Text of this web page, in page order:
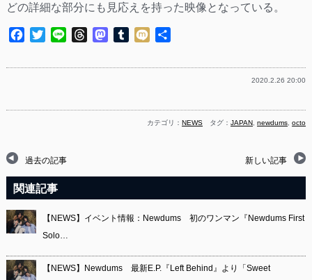
どの詳細な部分にも見応えを持った映像となっている。
Facebook
TwitterLine ThreadsMastodon
Tumblr
Mixi
2020.2.26 20:00
カテゴリ：NEWS タグ：JAPAN ,newdums ,octo
過去の記事 新しい記事
関連記事
【NEWS】イベント情報：Newdums 初のワンマン『Newdums First
Solo…
【NEWS】Newdums 最新E.P.『Left Behind』より「Sweet